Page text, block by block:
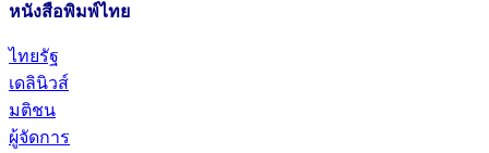
หนังสือพิมพ์ไทย
ไทยรัฐ
เดลินิวส์
มติชน
ผู้จัดการ